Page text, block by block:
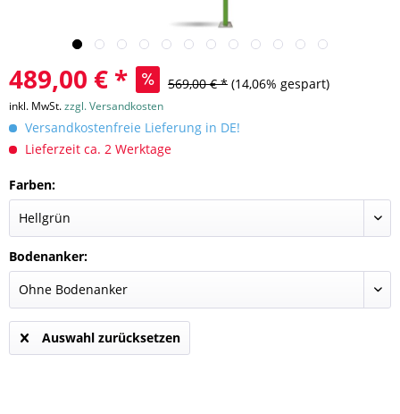
489,00 € * 569,00 € * (14,06% gespart)
inkl. MwSt.zzgl. Versandkosten
Versandkostenfreie Lieferung in DE!
Lieferzeit ca. 2 Werktage
Farben:
Bodenanker:
Auswahl zurücksetzen